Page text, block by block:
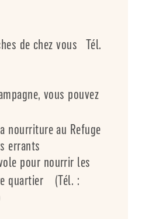
de chez vous Tél.
vous pouvez
nourriture au Refuge
errants
pour nourrir les
quartier (Tél. :